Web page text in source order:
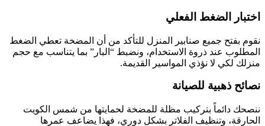
اختبار الضغط الفعلي
نقوم بفتح جميع صنابير المنزل للتأكد من أن المضخة تعطي الضغط
المطلوب عند ذروة الاستخدام، ونضبط “البار” بما يتناسب مع حجم
منزلك لكي لا نؤذي المواسير القديمة.
نصائح ذهبية للصيانة
ننصحك دائماً بتركيب مظلة للمضخة لحمايتها من شمس الكويت
الحارقة، وتنظيف الفلاتر بشكل دوري، فهذا يضاعف عمرها